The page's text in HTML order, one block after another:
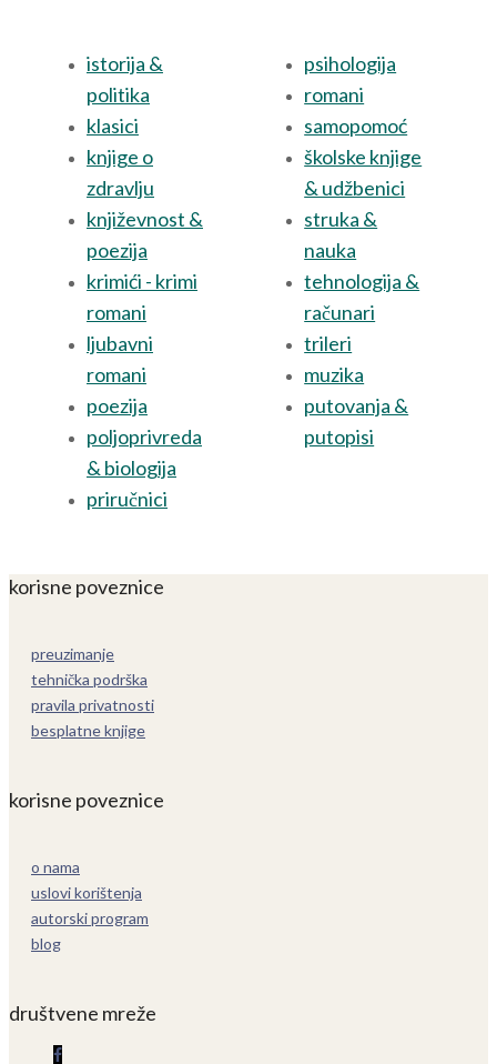
istorija &
politika
klasici
knjige o
zdravlju
književnost &
poezija
krimići - krimi
romani
ljubavni
romani
poezija
poljoprivreda
& biologija
priručnici
psihologija
romani
samopomoć
školske knjige
& udžbenici
struka &
nauka
tehnologija &
računari
trileri
muzika
putovanja &
putopisi
korisne poveznice
preuzimanje
tehnička podrška
pravila privatnosti
besplatne knjige
korisne poveznice
o nama
uslovi korištenja
autorski program
blog
društvene mreže